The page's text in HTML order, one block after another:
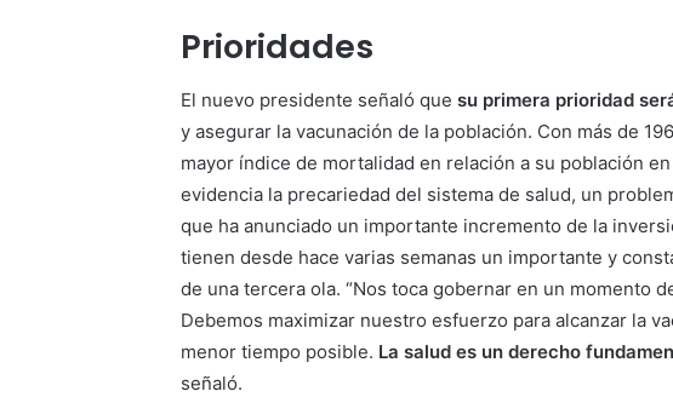
Prioridades
El nuevo presidente señaló que su primera prioridad
y asegurar la vacunación de la población. Con más de
mayor índice de mortalidad en relación a su población
evidencia la precariedad del sistema de salud, un
que ha anunciado un importante incremento de la
tienen desde hace varias semanas un importante y
de una tercera ola. “Nos toca gobernar en un momento
Debemos maximizar nuestro esfuerzo para alcanzar la
menor tiempo posible. La salud es un derecho
señaló.